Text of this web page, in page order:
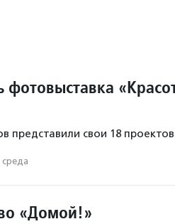
представили свои 18
«Домой!»